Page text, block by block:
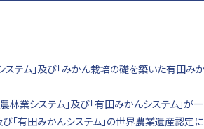
テム」及び「みかん栽培の礎を築いた有田み
業システム」及び「有田みかんシステム」が
「有田みかんシステム」の世界農業遺産認定